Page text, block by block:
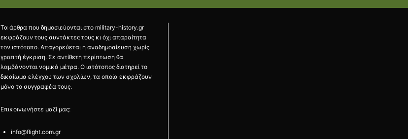
Τα άρθρα που δημοσιεύονται στο military-history.gr
εκφράζουν τους συντάκτες τους κι όχι απαραίτητα
τον ιστότοπο. Απαγορεύεται η αναδημοσίευση χωρίς
γραπτή έγκριση. Σε αντίθετη περίπτωση θα
λαμβάνονται νομικά μέτρα. Ο ιστότοπος διατηρεί το
δικαίωμα ελέγχου των σχολίων, τα οποία εκφράζουν
μόνο το συγγραφέα τους.
Επικοινωνήστε μαζί μας:
info@flight.com.gr